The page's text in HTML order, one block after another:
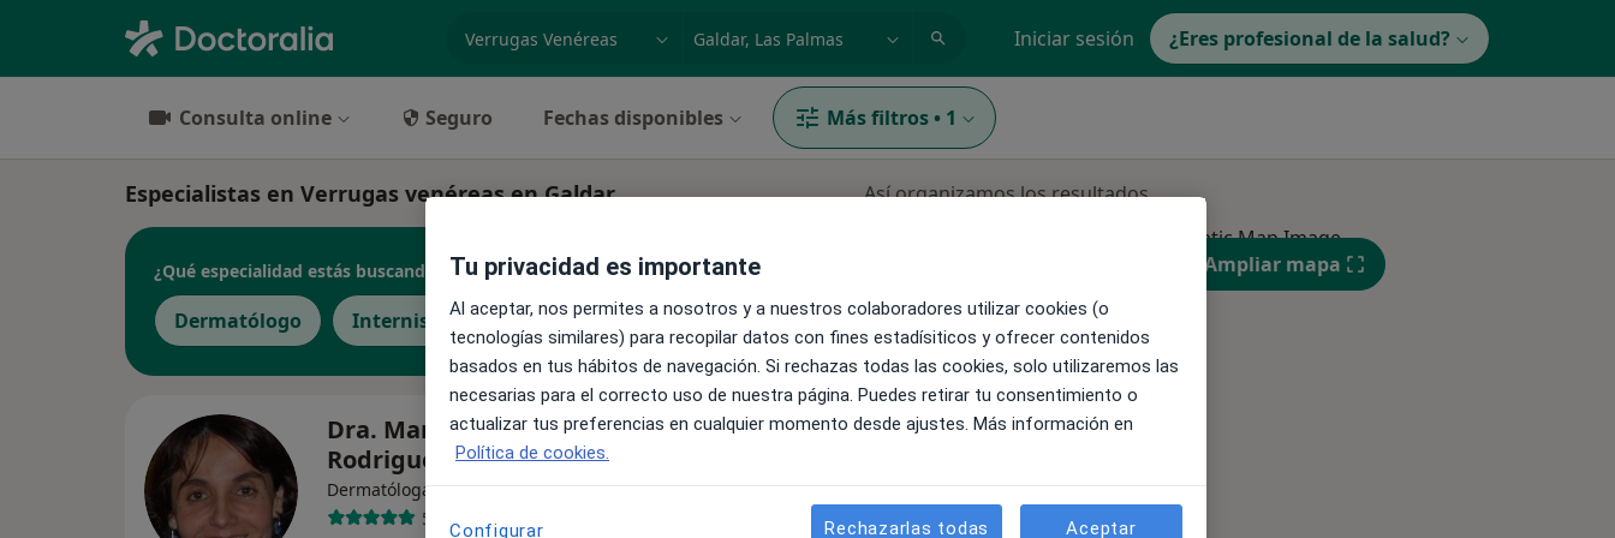
especialidad, enfermedad o nombre Iniciar sesión ¿Eres profesional de la salud?
Consulta online Seguro Fechas disponibles Más filtros • 1
Especialistas en Verrugas venéreas en Galdar Así organizamos los resultados
¿Qué especialidad estás buscando?
Dermatólogo Internista
Dra. Maria Jose
Rodriguez Salido
Dermatóloga, Internista
55 opiniones
La reserva de cita online no está disponible
Ampliar mapa
Tu privacidad es importante
Al aceptar, nos permites a nosotros y a nuestros colaboradores utilizar cookies (o
tecnologías similares) para recopilar datos con fines estadísiticos y ofrecer contenidos
basados en tus hábitos de navegación. Si rechazas todas las cookies, solo utilizaremos las
necesarias para el correcto uso de nuestra página. Puedes retirar tu consentimiento o
actualizar tus preferencias en cualquier momento desde ajustes. Más información en
Política de cookies.
Configurar Rechazarlas todas Aceptar